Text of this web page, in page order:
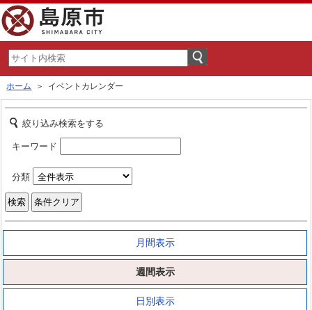
ホーム ＞ イベントカレンダー
絞り込み検索をする
キーワード
分類
月間表示
週間表示
日別表示